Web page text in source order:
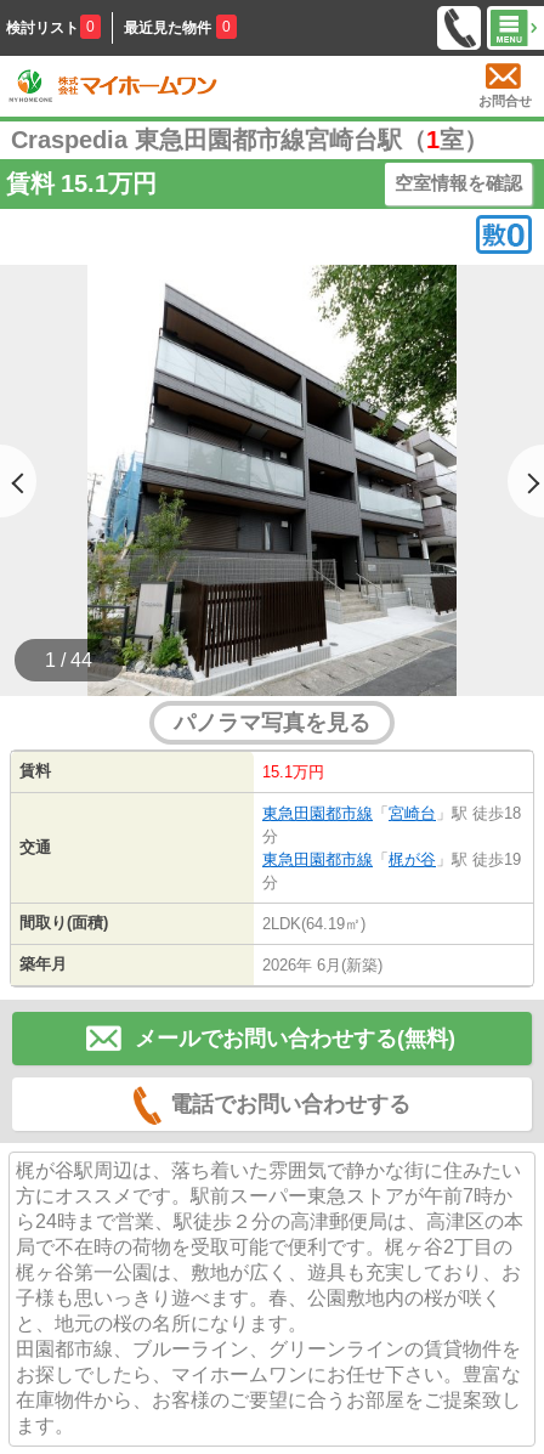
検討リスト 0 最近見た物件 0
お問合せ
Craspedia 東急田園都市線宮崎台駅（1室）
賃料 15.1万円 空室情報を確認
1 / 44
パノラマ写真を見る
賃料 15.1万円
交通
東急田園都市線 「 宮崎台 」駅 徒歩18
分
東急田園都市線 「 梶が谷 」駅 徒歩19
分
間取り(面積) 2LDK(64.19㎡)
築年月 2026年 6月(新築)
メールでお問い合わせする(無料)
電話でお問い合わせする
梶が谷駅周辺は、落ち着いた雰囲気で静かな街に住みたい
方にオススメです。駅前スーパー東急ストアが午前7時か
ら24時まで営業、駅徒歩２分の高津郵便局は、高津区の本
局で不在時の荷物を受取可能で便利です。梶ヶ谷2丁目の
梶ヶ谷第一公園は、敷地が広く、遊具も充実しており、お
子様も思いっきり遊べます。春、公園敷地内の桜が咲く
と、地元の桜の名所になります。
田園都市線、ブルーライン、グリーンラインの賃貸物件を
お探しでしたら、マイホームワンにお任せ下さい。豊富な
在庫物件から、お客様のご要望に合うお部屋をご提案致し
ます。